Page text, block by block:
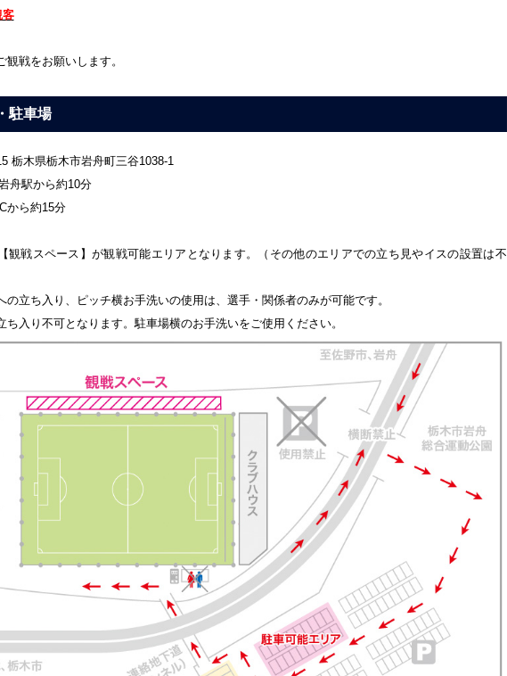
客
戦をお願いします。
駐車場
栃木県栃木市岩舟町三谷1038-1
舟駅から約10分
から約15分
観戦スペース】が観戦可能エリアとなります。（その他のエリアでの立ち見やイスの設置は不
の立ち入り、ピッチ横お手洗いの使用は、選手・関係者のみが可能です。
ち入り不可となります。駐車場横のお手洗いをご使用ください。